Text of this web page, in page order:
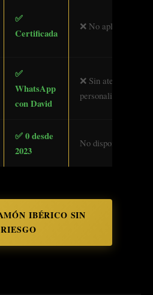
✅
Certificada
❌ No aplica
✅
WhatsApp
con David
❌ Sin atención
personalizada
✅ 0 desde
2023
No disponible
IBÉRICO SIN
RIESGO